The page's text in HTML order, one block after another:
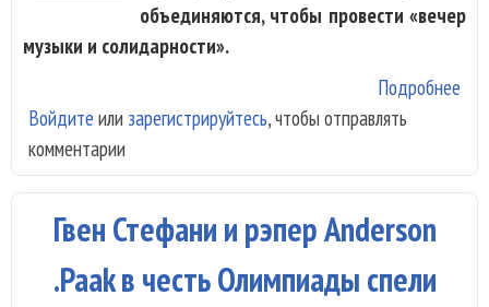
объединяются, чтобы провести «вечер
музыки и солидарности».
Подробнее
Войдите или зарегистрируйтесь, чтобы отправлять
комментарии
Гвен Стефани и рэпер Anderson
.Paak в честь Олимпиады спели